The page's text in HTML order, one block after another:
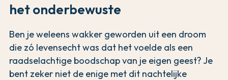
het onderbewuste
Ben je weleens wakker geworden uit een droom
die zó levensecht was dat het voelde als een
raadselachtige boodschap van je eigen geest? Je
bent zeker niet de enige met dit nachtelijke